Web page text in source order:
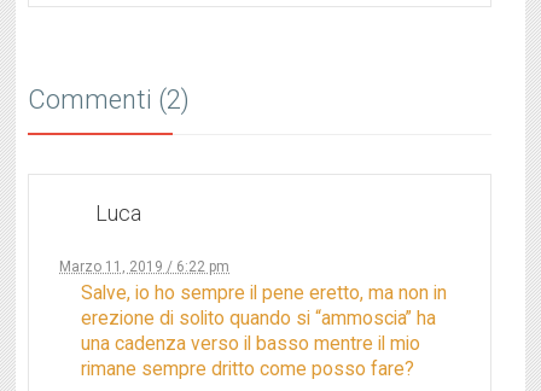
Commenti (2)
Luca
Marzo 11, 2019 / 6:22 pm
Salve, io ho sempre il pene eretto, ma non in
erezione di solito quando si “ammoscia” ha
una cadenza verso il basso mentre il mio
rimane sempre dritto come posso fare?